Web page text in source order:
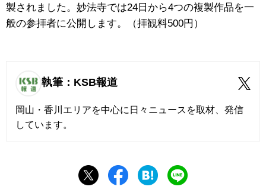
製されました。妙法寺では24日から4つの複製作品を一
般の参拝者に公開します。（拝観料500円）
執筆：KSB報道
岡山・香川エリアを中心に日々ニュースを取材、発信
しています。